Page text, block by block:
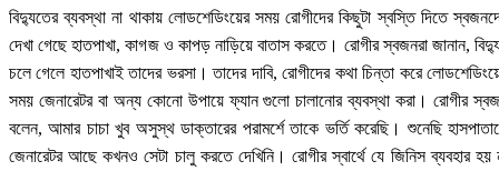
বিদ্যুতের ব্যবস্থা না থাকায় লোডশেডিংয়ের সময় রোগীদের কিছুটা স্বস্তি দিতে
দেখা গেছে হাতপাখা, কাগজ ও কাপড় নাড়িয়ে বাতাস করতে। রোগীর স্বজনরা জানান,
চলে গেলে হাতপাখাই তাদের ভরসা। তাদের দাবি, রোগীদের কথা চিন্তা করে
সময় জেনারেটর বা অন্য কোনো উপায়ে ফ্যান গুলো চালানোর ব্যবস্থা করা। রোগীর
বলেন, আমার চাচা খুব অসুস্থ ডাক্তারের পরামর্শে তাকে ভর্তি করেছি। শুনেছি
জেনারেটর আছে কখনও সেটা চালু করতে দেখিনি। রোগীর স্বার্থে যে জিনিস ব্যবহার হয়